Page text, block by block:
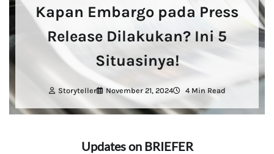
Kapan Embargo pada Press
Release Dilakukan? Ini 5
Situasinya!
Storyteller November 21, 2024 4 Min Read
Updates on BRIEFER